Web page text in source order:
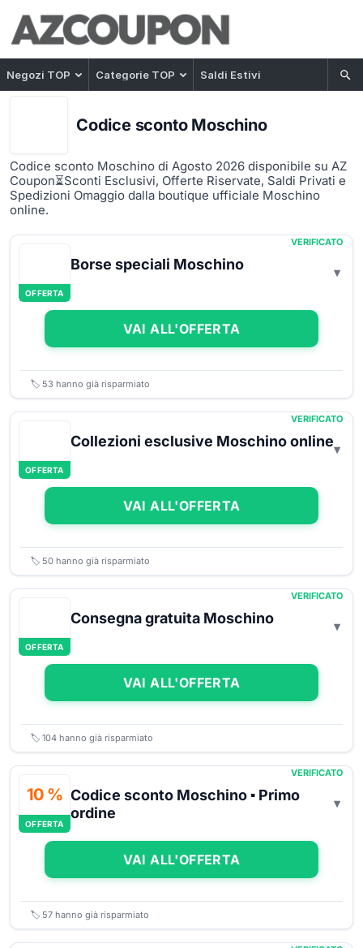
Negozi TOP Categorie TOP Saldi Estivi
Codice sconto Moschino
Codice sconto Moschino di Agosto 2026 disponibile su AZ
Coupon⏳Sconti Esclusivi, Offerte Riservate, Saldi Privati e
Spedizioni Omaggio dalla boutique ufficiale Moschino
online.
OFFERTA
VERIFICATO
Borse speciali Moschino
VAI ALL'OFFERTA
🏷️ 53 hanno già risparmiato
OFFERTA
VERIFICATO
Collezioni esclusive Moschino online
VAI ALL'OFFERTA
🏷️ 50 hanno già risparmiato
OFFERTA
VERIFICATO
Consegna gratuita Moschino
VAI ALL'OFFERTA
🏷️ 104 hanno già risparmiato
10 %
OFFERTA
VERIFICATO
Codice sconto Moschino ▪ Primo
ordine
VAI ALL'OFFERTA
🏷️ 57 hanno già risparmiato